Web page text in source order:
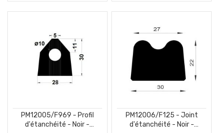
PM12005/F969 - Profil
d'étanchéité - Noir -
PM12006/F125 - Joint
d'étanchéité - Noir -